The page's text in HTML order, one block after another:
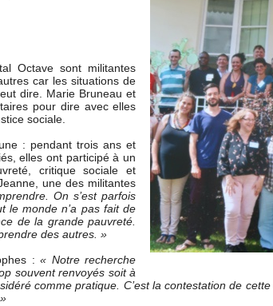
Octave sont militantes
car les situations de
dire. Marie Bruneau et
pour dire avec elles
sociale.
: pendant trois ans et
elles ont participé à un
critique sociale et
une des militantes
On s’est parfois
le monde n’a pas fait de
de la grande pauvreté.
des autres. »
:« Notre recherche
souvent renvoyés soit à
comme pratique. C’est la contestation de